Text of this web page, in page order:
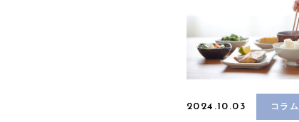
2024.10.03 コラム